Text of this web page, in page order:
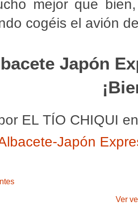
mejor que
cogéis el avión
Japón
EL TÍO CHIQUI
Japón
Ver